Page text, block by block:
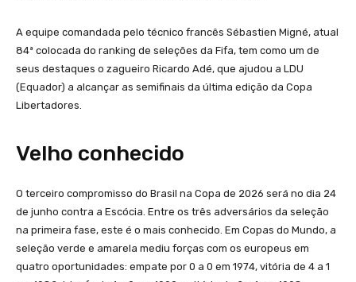
A equipe comandada pelo técnico francês Sébastien Migné, atual
84ª colocada do ranking de seleções da Fifa, tem como um de
seus destaques o zagueiro Ricardo Adé, que ajudou a LDU
(Equador) a alcançar as semifinais da última edição da Copa
Libertadores.
Velho conhecido
O terceiro compromisso do Brasil na Copa de 2026 será no dia 24
de junho contra a Escócia. Entre os três adversários da seleção
na primeira fase, este é o mais conhecido. Em Copas do Mundo, a
seleção verde e amarela mediu forças com os europeus em
quatro oportunidades: empate por 0 a 0 em 1974, vitória de 4 a 1